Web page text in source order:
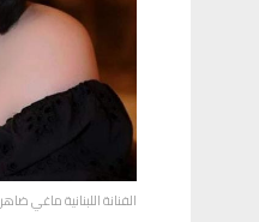
الفنانة اللبنانية ماغي ضاهر